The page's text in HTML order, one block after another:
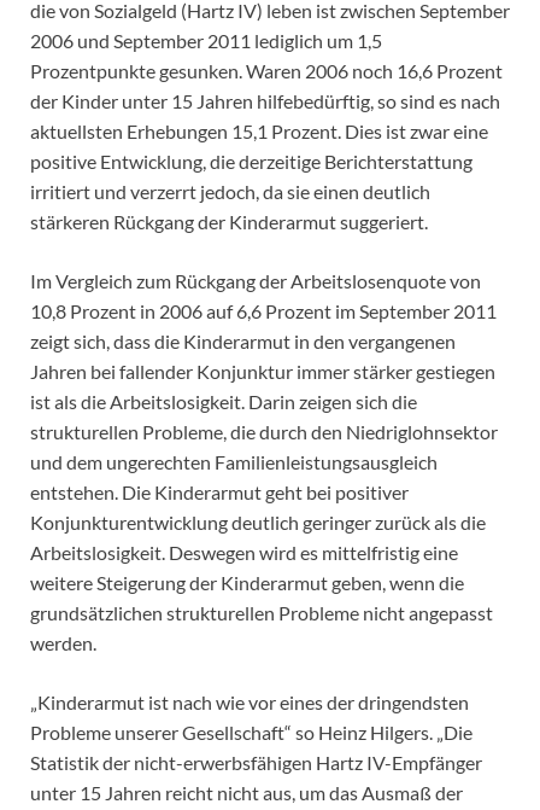
die von Sozialgeld (Hartz IV) leben ist zwischen September
2006 und September 2011 lediglich um 1,5
Prozentpunkte gesunken. Waren 2006 noch 16,6 Prozent
der Kinder unter 15 Jahren hilfebedürftig, so sind es nach
aktuellsten Erhebungen 15,1 Prozent. Dies ist zwar eine
positive Entwicklung, die derzeitige Berichterstattung
irritiert und verzerrt jedoch, da sie einen deutlich
stärkeren Rückgang der Kinderarmut suggeriert.
Im Vergleich zum Rückgang der Arbeitslosenquote von
10,8 Prozent in 2006 auf 6,6 Prozent im September 2011
zeigt sich, dass die Kinderarmut in den vergangenen
Jahren bei fallender Konjunktur immer stärker gestiegen
ist als die Arbeitslosigkeit. Darin zeigen sich die
strukturellen Probleme, die durch den Niedriglohnsektor
und dem ungerechten Familienleistungsausgleich
entstehen. Die Kinderarmut geht bei positiver
Konjunkturentwicklung deutlich geringer zurück als die
Arbeitslosigkeit. Deswegen wird es mittelfristig eine
weitere Steigerung der Kinderarmut geben, wenn die
grundsätzlichen strukturellen Probleme nicht angepasst
werden.
„Kinderarmut ist nach wie vor eines der dringendsten
Probleme unserer Gesellschaft“ so Heinz Hilgers. „Die
Statistik der nicht-erwerbsfähigen Hartz IV-Empfänger
unter 15 Jahren reicht nicht aus, um das Ausmaß der